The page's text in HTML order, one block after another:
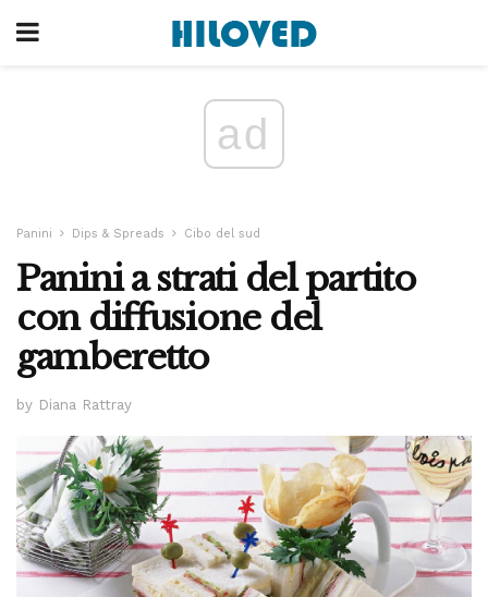
ad
Panini Dips & Spreads Cibo del sud
Panini a strati del partito
con diffusione del
gamberetto
by Diana Rattray